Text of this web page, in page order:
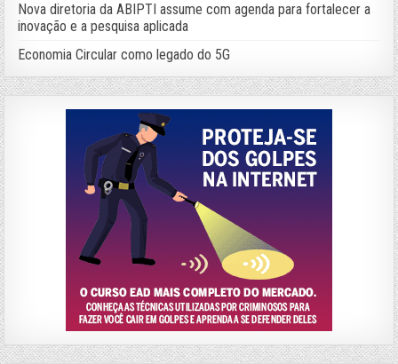
Nova diretoria da ABIPTI assume com agenda para fortalecer a
inovação e a pesquisa aplicada
Economia Circular como legado do 5G